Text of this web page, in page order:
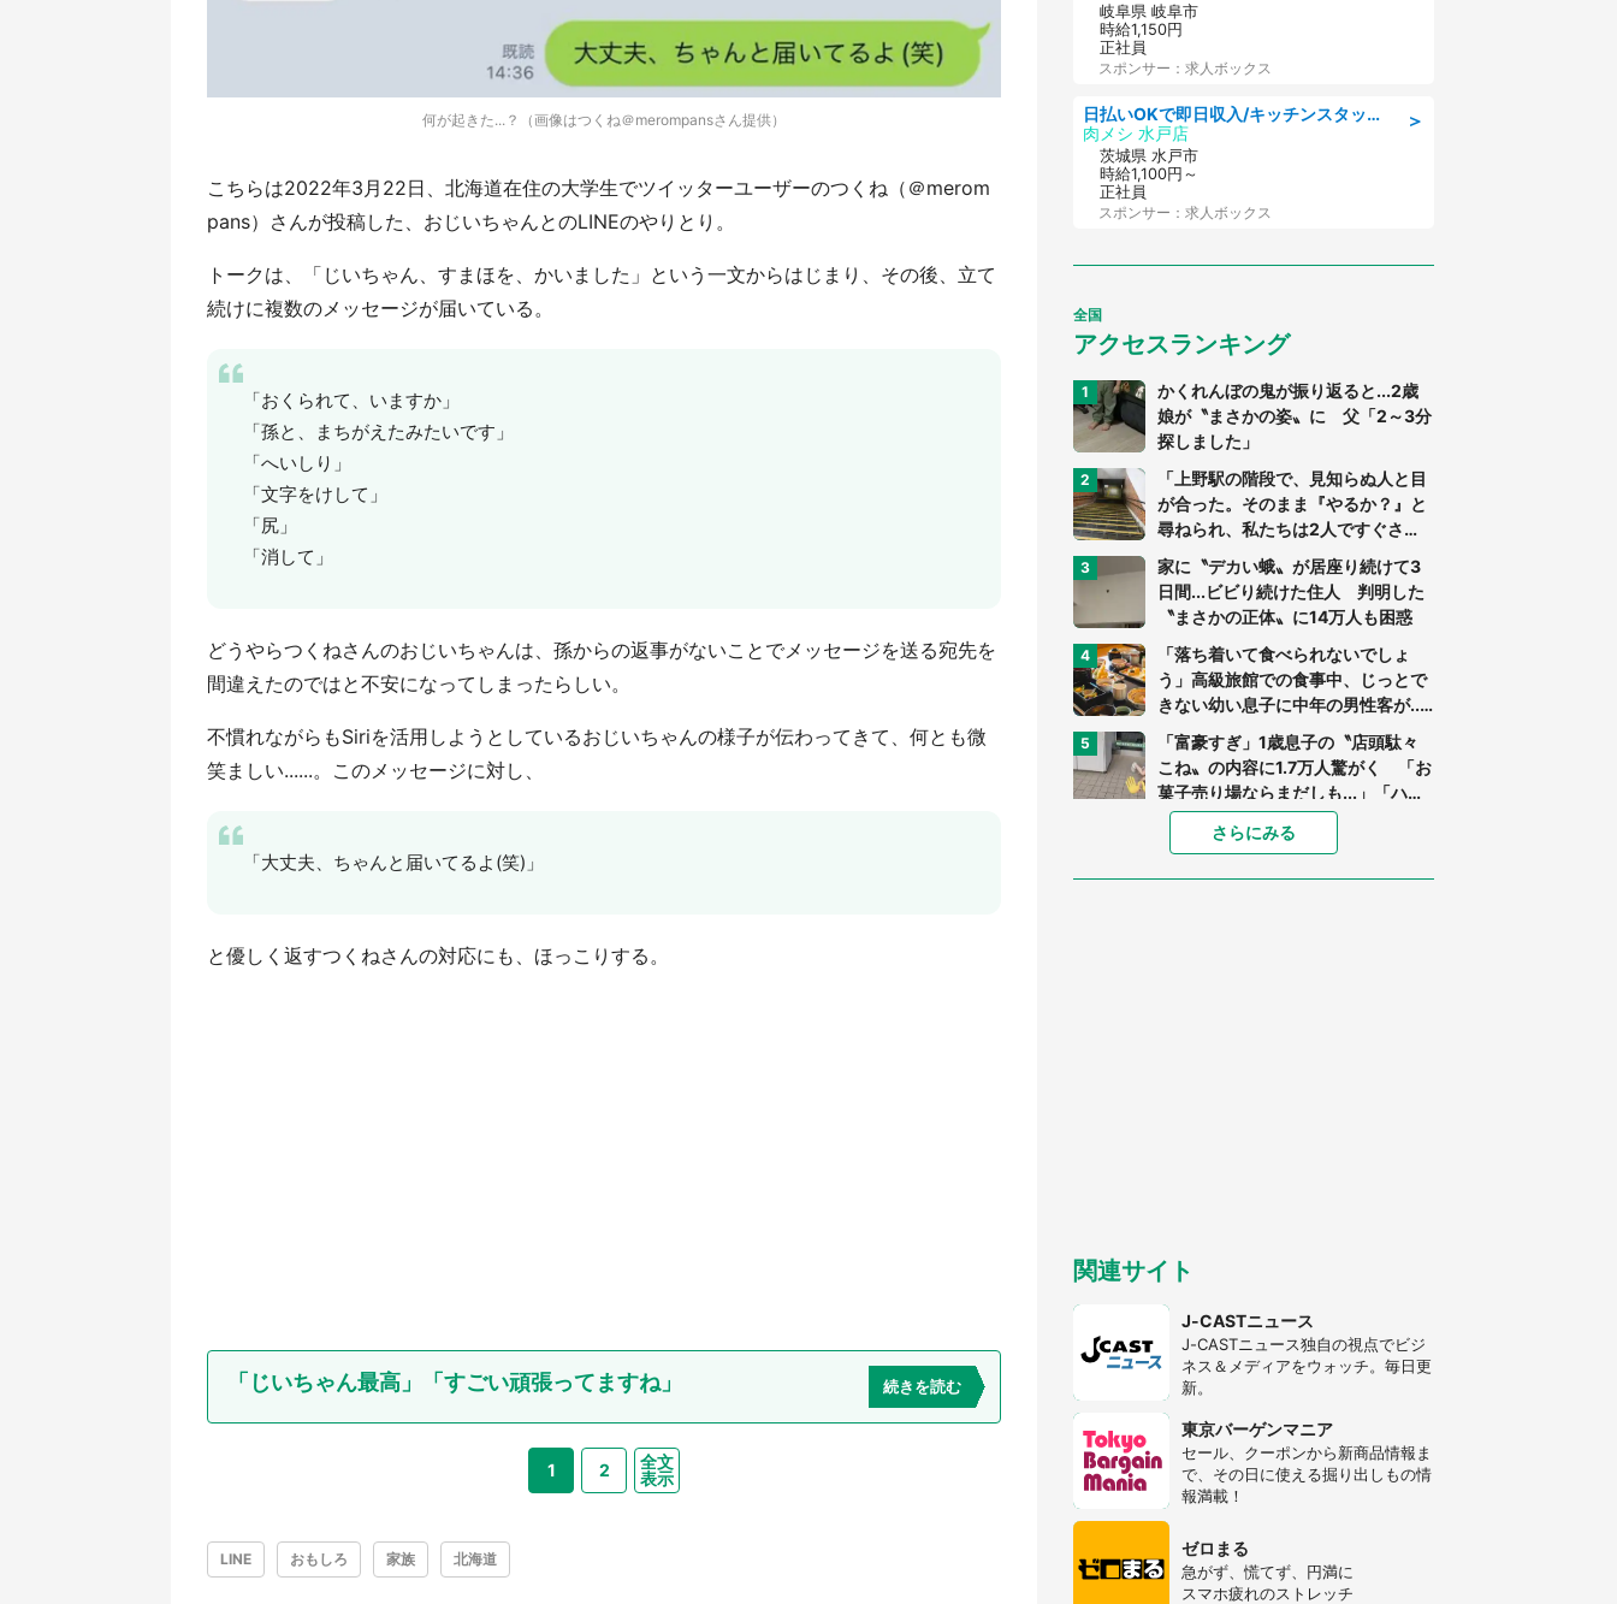
何が起きた...？（画像はつくね＠merompansさん提供）
こちらは2022年3月22日、北海道在住の大学生でツイッターユーザーのつくね（＠merom
pans）さんが投稿した、おじいちゃんとのLINEのやりとり。
トークは、「じいちゃん、すまほを、かいました」という一文からはじまり、その後、立て
続けに複数のメッセージが届いている。
「おくられて、いますか」
「孫と、まちがえたみたいです」
「へいしり」
「文字をけして」
「尻」
「消して」
どうやらつくねさんのおじいちゃんは、孫からの返事がないことでメッセージを送る宛先を
間違えたのではと不安になってしまったらしい。
不慣れながらもSiriを活用しようとしているおじいちゃんの様子が伝わってきて、何とも微
笑ましい......。このメッセージに対し、
「大丈夫、ちゃんと届いてるよ(笑)」
と優しく返すつくねさんの対応にも、ほっこりする。
「じいちゃん最高」「すごい頑張ってますね」 続きを読む
1 2
全文
表示
LINE おもしろ 家族 北海道
岐阜県 岐阜市
時給1,150円
正社員
スポンサー：求人ボックス
＞
日払いOKで即日収入/キッチンスタッフ/「原付免許必須」デリバリー業務など、自己成長可能な幅広い仕事に挑戦!髪型自由&ピアス・ネイルOK/茨城県/水戸市
肉メシ 水戸店
茨城県 水戸市
時給1,100円～
正社員
スポンサー：求人ボックス
全国
アクセスランキング
かくれんぼの鬼が振り返ると...2歳
娘が〝まさかの姿〟に 父「2～3分
探しました」
「上野駅の階段で、見知らぬ人と目
が合った。そのまま『やるか？』と
尋ねられ、私たちは2人ですぐさ
ま...」（茨城県・70代男性）
家に〝デカい蛾〟が居座り続けて3
日間...ビビり続けた住人 判明した
〝まさかの正体〟に14万人も困惑
「落ち着いて食べられないでしょ
う」高級旅館での食事中、じっとで
きない幼い息子に中年の男性客が...
（東京都・40代男性）
「富豪すぎ」1歳息子の〝店頭駄々
こね〟の内容に1.7万人驚がく 「お
菓子売り場ならまだしも...」「ハー
ドル高い」
「閉所恐怖症の私は新幹線で大パニ
ック。隣席の青年に『手を繋いで』
とお願いしたら...」 体験談に8万
県・30代女性）
さらにみる
関連サイト
J-CASTニュース
J-CASTニュース独自の視点でビジ
ネス＆メディアをウォッチ。毎日更
新。
東京バーゲンマニア
セール、クーポンから新商品情報ま
で、その日に使える掘り出しもの情
報満載！
ゼロまる
急がず、慌てず、円満に
スマホ疲れのストレッチ